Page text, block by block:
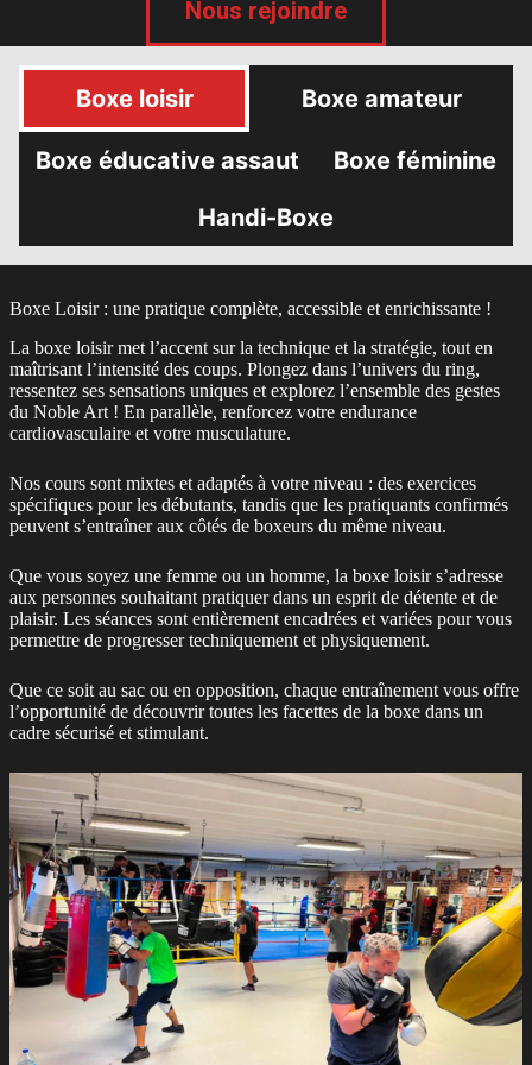
Nous rejoindre
Boxe loisir Boxe amateur
Boxe éducative assaut
Boxe féminine
Handi-Boxe
Boxe Loisir : une pratique complète, accessible et enrichissante !
La boxe loisir met l’accent sur la technique et la stratégie, tout en
maîtrisant l’intensité des coups. Plongez dans l’univers du ring,
ressentez ses sensations uniques et explorez l’ensemble des gestes
du Noble Art ! En parallèle, renforcez votre endurance
cardiovasculaire et votre musculature.
Nos cours sont mixtes et adaptés à votre niveau : des exercices
spécifiques pour les débutants, tandis que les pratiquants confirmés
peuvent s’entraîner aux côtés de boxeurs du même niveau.
Que vous soyez une femme ou un homme, la boxe loisir s’adresse
aux personnes souhaitant pratiquer dans un esprit de détente et de
plaisir. Les séances sont entièrement encadrées et variées pour vous
permettre de progresser techniquement et physiquement.
Que ce soit au sac ou en opposition, chaque entraînement vous offre
l’opportunité de découvrir toutes les facettes de la boxe dans un
cadre sécurisé et stimulant.